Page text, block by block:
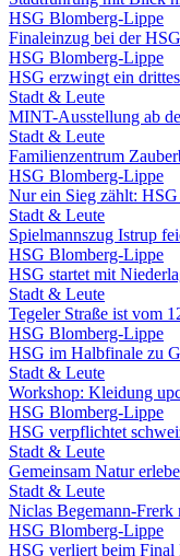
HSG Blomberg-Lippe
Finaleinzug bei der
HSG Blomberg-Lippe
HSG erzwingt ein
Stadt & Leute
MINT-Ausstellung ab
Stadt & Leute
Familienzentrum
HSG Blomberg-Lippe
Nur ein Sieg zählt:
Stadt & Leute
Spielmannszug Istrup
HSG Blomberg-Lippe
HSG startet mit
Stadt & Leute
Tegeler Straße ist vom
HSG Blomberg-Lippe
HSG im Halbfinale zu
Stadt & Leute
Workshop: Kleidung
HSG Blomberg-Lippe
HSG verpflichtet
Stadt & Leute
Gemeinsam Natur
Stadt & Leute
Niclas Begemann-Frerk
HSG Blomberg-Lippe
HSG verliert beim Final